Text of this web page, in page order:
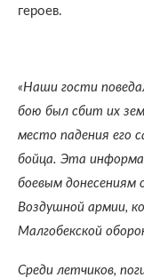
героев.
«Наши гости
бою был сбит их
место падения его
бойца. Эта
боевым донесениям
Воздушной армии,
Малгобекской
Среди летчиков,